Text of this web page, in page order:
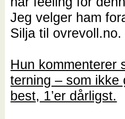
Jeg velger ham
Silja til ovrevoll.no.
Hun kommenterer
terning – som ikke
best, 1’er dårligst.